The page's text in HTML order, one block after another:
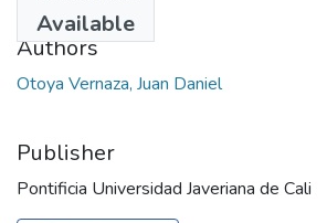
Available
2017
Authors
Otoya Vernaza, Juan Daniel
Publisher
Pontificia Universidad Javeriana de Cali